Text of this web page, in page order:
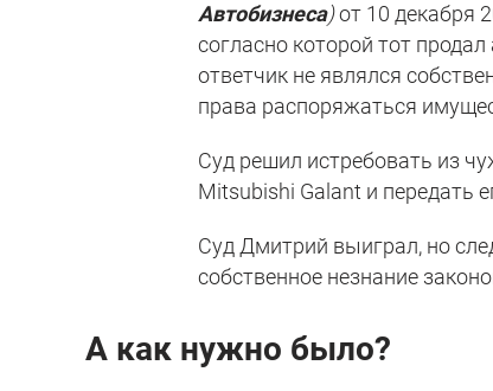
Автобизнеса)от 10 декабря
согласно которой тот
ответчик не являлся
права распоряжаться
Суд решил истребовать из
Mitsubishi Galant и передать
Суд Дмитрий выиграл, но
собственное незнание
А как нужно было?